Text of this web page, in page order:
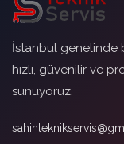
İstanbul genelinde
hızlı, güvenilir ve
sunuyoruz.